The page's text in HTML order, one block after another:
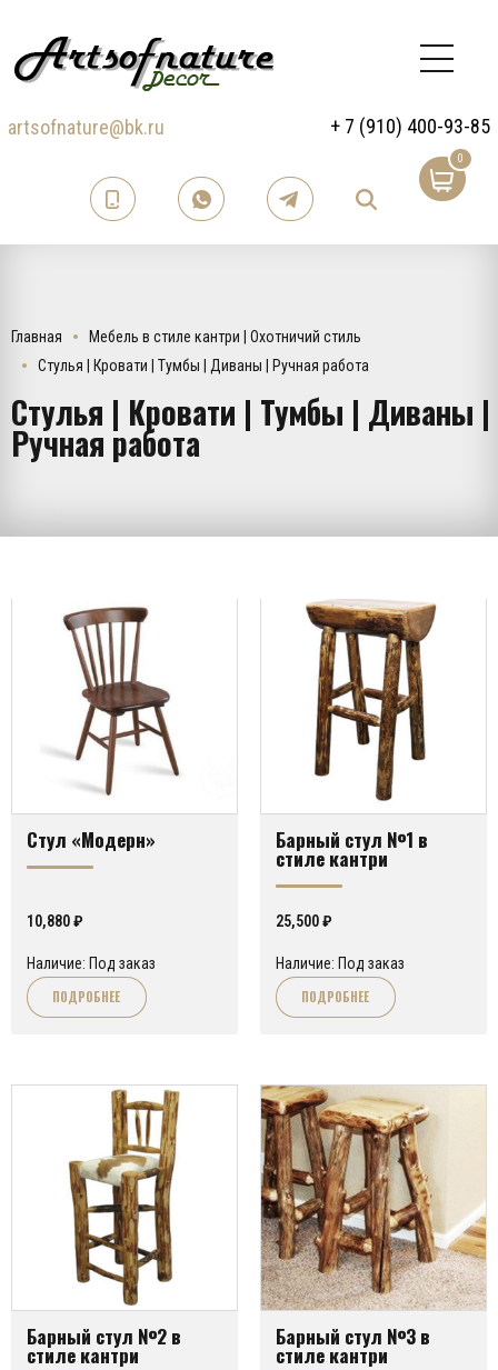
artsofnature@bk.ru + 7 (910) 400-93-85
0
Главная
Мебель в стиле кантри | Охотничий стиль
Стулья | Кровати | Тумбы | Диваны | Ручная работа
Стулья | Кровати | Тумбы | Диваны |
Ручная работа
Стул «Модерн»
10,880₽
Наличие: Под заказ
ПОДРОБНЕЕ
Барный стул №1 в
стиле кантри
25,500₽
Наличие: Под заказ
ПОДРОБНЕЕ
Барный стул №2 в
стиле кантри
Барный стул №3 в
стиле кантри